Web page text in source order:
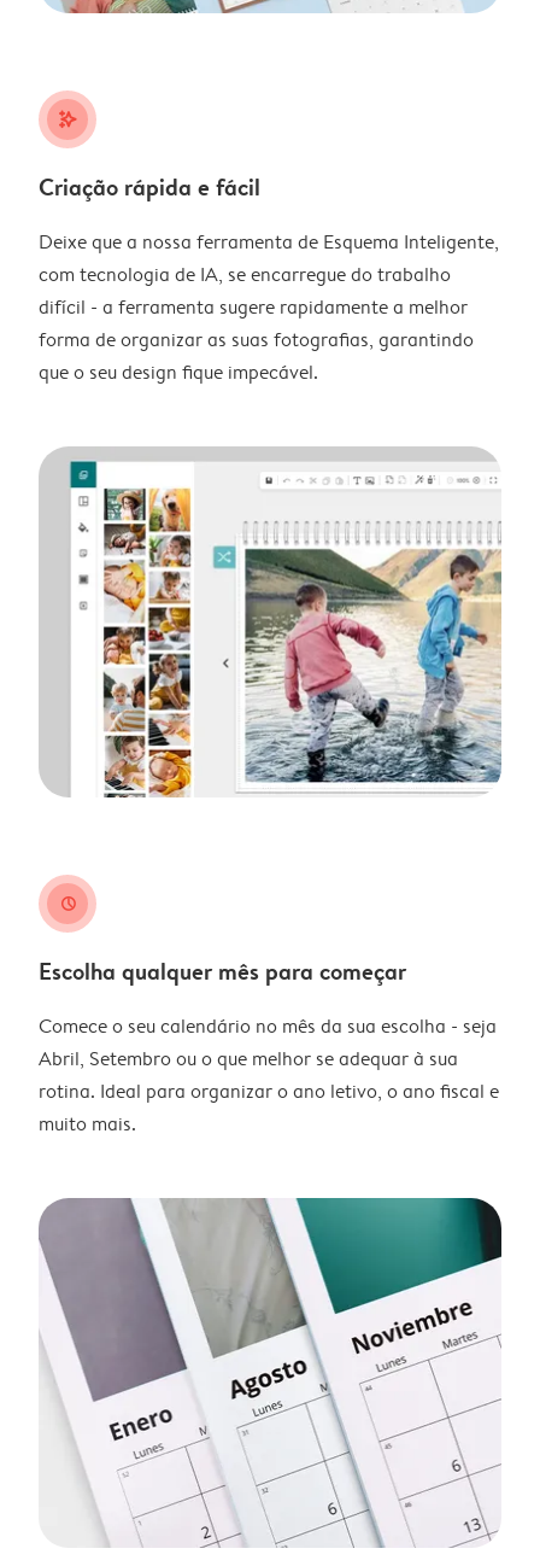
stars_plus
Criação rápida e fácil
Deixe que a nossa ferramenta de Esquema Inteligente,
com tecnologia de IA, se encarregue do trabalho
difícil - a ferramenta sugere rapidamente a melhor
forma de organizar as suas fotografias, garantindo
que o seu design fique impecável.
clock
Escolha qualquer mês para começar
Comece o seu calendário no mês da sua escolha - seja
Abril, Setembro ou o que melhor se adequar à sua
rotina. Ideal para organizar o ano letivo, o ano fiscal e
muito mais.